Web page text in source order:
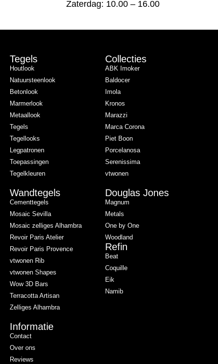
Zaterdag: 10.00 – 16.00
Tegels
Houtlook
Natuursteenlook
Betonlook
Marmerlook
Metaallook
Tegels
Tegellooks
Legpatronen
Toepassingen
Tegelkleuren
Collecties
ABK Imoker
Baldocer
Imola
Kronos
Marazzi
Marca Corona
Piet Boon
Porcelanosa
Serenissima
vtwonen
Wandtegels
Cementtegels
Mosaic Sevilla
Mosaic zelliges Alhambra
Revoir Paris Atelier
Revoir Paris Provence
vtwonen Rib
vtwonen Shapes
Wow 3D Bars
Terracotta Artisan
Zelliges Alhambra
Douglas Jones
Magnum
Metals
One by One
Woodland
Refin
Beat
Coquille
Eik
Namib
Informatie
Contact
Over ons
Reviews